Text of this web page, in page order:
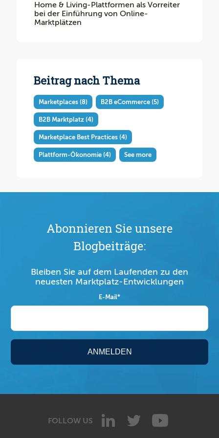
Home & Living-Plattformen als Vorreiter
bei der Einführung von Online-
Marktplätzen
Beitrag nach Thema
Marketplaces (8) B2B eCommerce (5)
B2B Marktplatz (4)
Marketplace Best Practices (4)
Plattform-Ökonomie (4) See more
Abonnieren Sie unsere
Blogbeiträge:
Bleiben Sie auf dem Laufenden zu den
neuesten Marktplatz-Entwicklungen
E-Mail*
FOLLOW US